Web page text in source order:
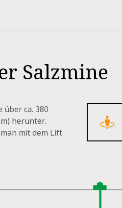
Salzmine
über ca. 380
herunter.
mit dem Lift